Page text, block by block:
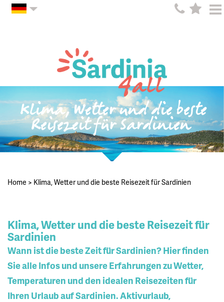
Klima, Wetter und die beste
Reisezeit für Sardinien
Home > Klima, Wetter und die beste Reisezeit für Sardinien
Klima, Wetter und die beste Reisezeit für
Sardinien
Wann ist die beste Zeit für Sardinien? Hier finden
Sie alle Infos und unsere Erfahrungen zu Wetter,
Temperaturen und den idealen Reisezeiten für
Ihren Urlaub auf Sardinien. Aktivurlaub,